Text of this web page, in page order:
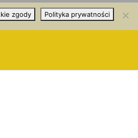
zgody Polityka prywatności